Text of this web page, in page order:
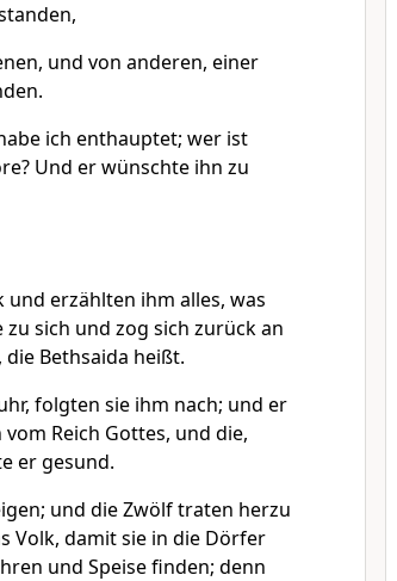
und von anderen, einer
ich enthauptet; wer ist
Und er wünschte ihn zu
erzählten ihm alles, was
sich und zog sich zurück an
Bethsaida heißt.
folgten sie ihm nach; und er
Reich Gottes, und die,
er gesund.
und die Zwölf traten herzu
Volk, damit sie in die Dörfer
und Speise finden; denn